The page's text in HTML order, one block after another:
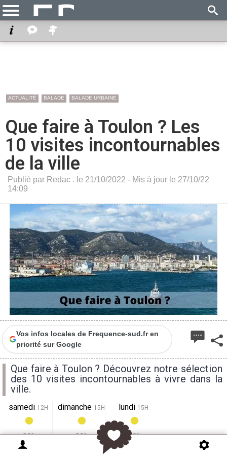
ACTUALITÉ BALADE BALADE URBAINE
Que faire à Toulon ? Les
10 visites incontournables
de la ville
Publié par Redac . le 21/10/2022 - Mis à jour le 27/10/22
14:09
Vos infos locales de Frequence-sud.fr en
priorité sur Google
Que faire à Toulon ? Découvrez notre sélection
des 10 visites incontournables à vivre dans la
ville.
samedi 12H
30°
dimanche 15H
30°
lundi 15H
30°